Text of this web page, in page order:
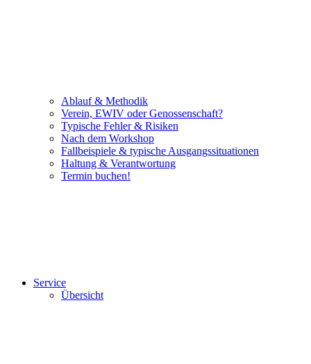
Ablauf & Methodik
Verein, EWIV oder Genossenschaft?
Typische Fehler & Risiken
Nach dem Workshop
Fallbeispiele & typische Ausgangssituationen
Haltung & Verantwortung
Termin buchen!
Service
Übersicht